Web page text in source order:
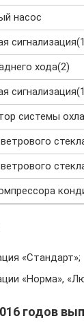
насос
хода(2)
системы
«Стандарт»;
«Норма»,
годов